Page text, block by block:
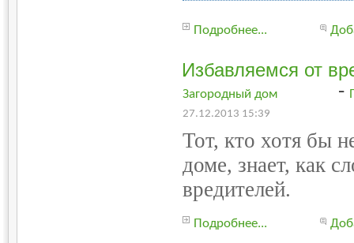
Подробнее...
Избавляемся от
Загородный дом -
27.12.2013 15:39
Тот, кто хотя бы
доме, знает, как
вредителей.
Подробнее...